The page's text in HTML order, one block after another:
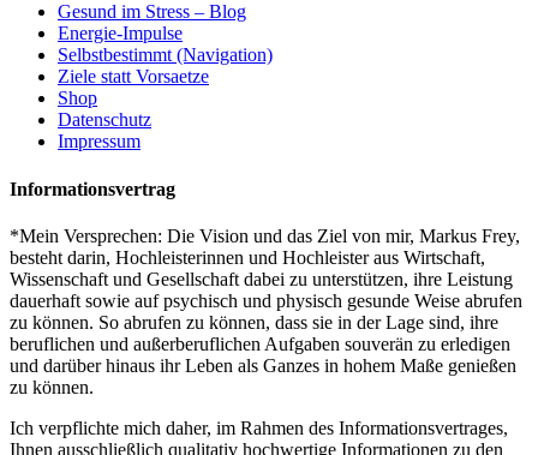
Gesund im Stress – Blog
Energie-Impulse
Selbstbestimmt (Navigation)
Ziele statt Vorsaetze
Shop
Datenschutz
Impressum
Informationsvertrag
*Mein Versprechen: Die Vision und das Ziel von mir, Markus Frey,
besteht darin, Hochleisterinnen und Hochleister aus Wirtschaft,
Wissenschaft und Gesellschaft dabei zu unterstützen, ihre Leistung
dauerhaft sowie auf psychisch und physisch gesunde Weise abrufen
zu können. So abrufen zu können, dass sie in der Lage sind, ihre
beruflichen und außerberuflichen Aufgaben souverän zu erledigen
und darüber hinaus ihr Leben als Ganzes in hohem Maße genießen
zu können.
Ich verpflichte mich daher, im Rahmen des Informationsvertrages,
Ihnen ausschließlich qualitativ hochwertige Informationen zu den